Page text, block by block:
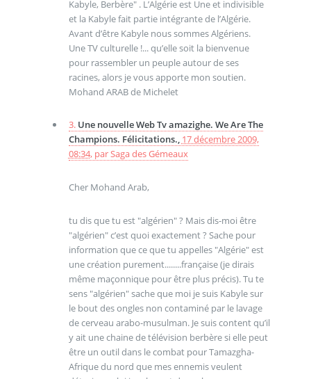
Kabyle, Berbère" . L’Algérie est Une et indivisible
et la Kabyle fait partie intégrante de l’Algérie.
Avant d’être Kabyle nous sommes Algériens.
Une TV culturelle !... qu’elle soit la bienvenue
pour rassembler un peuple autour de ses
racines, alors je vous apporte mon soutien.
Mohand ARAB de Michelet
3. Une nouvelle Web Tv amazighe. We Are The
Champions. Félicitations., 17 décembre 2009,
08:34, parSaga des Gémeaux
Cher Mohand Arab,
tu dis que tu est "algérien" ? Mais dis-moi être
"algérien" c’est quoi exactement ? Sache pour
information que ce que tu appelles "Algérie" est
une création purement........française (je dirais
même maçonnique pour être plus précis). Tu te
sens "algérien" sache que moi je suis Kabyle sur
le bout des ongles non contaminé par le lavage
de cerveau arabo-musulman. Je suis content qu’il
y ait une chaine de télévision berbère si elle peut
être un outil dans le combat pour Tamazgha-
Afrique du nord que mes ennemis veulent